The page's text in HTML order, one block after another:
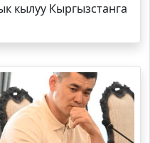
кылуу Кыргызстанга